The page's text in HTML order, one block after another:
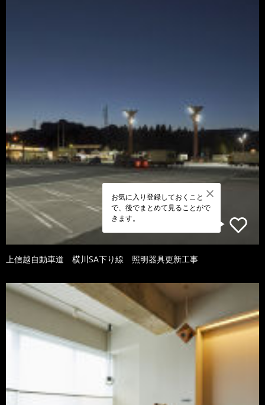
お気に入り登録しておくこと
で、後でまとめて見ることがで
きます。
上信越自動車道 横川SA下り線 照明器具更新工事